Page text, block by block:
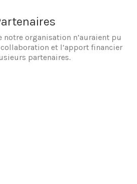
organisation n’auraient pu
et l’apport financier
partenaires.